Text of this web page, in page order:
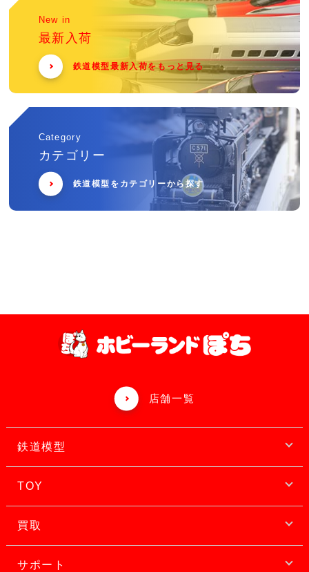
New in
最新入荷
鉄道模型最新入荷をもっと見る
Category
カテゴリー
鉄道模型をカテゴリーから探す
店舗一覧
鉄道模型
TOY
買取
サポート